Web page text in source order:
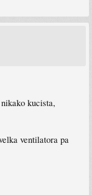
kucista,
ventilatora pa